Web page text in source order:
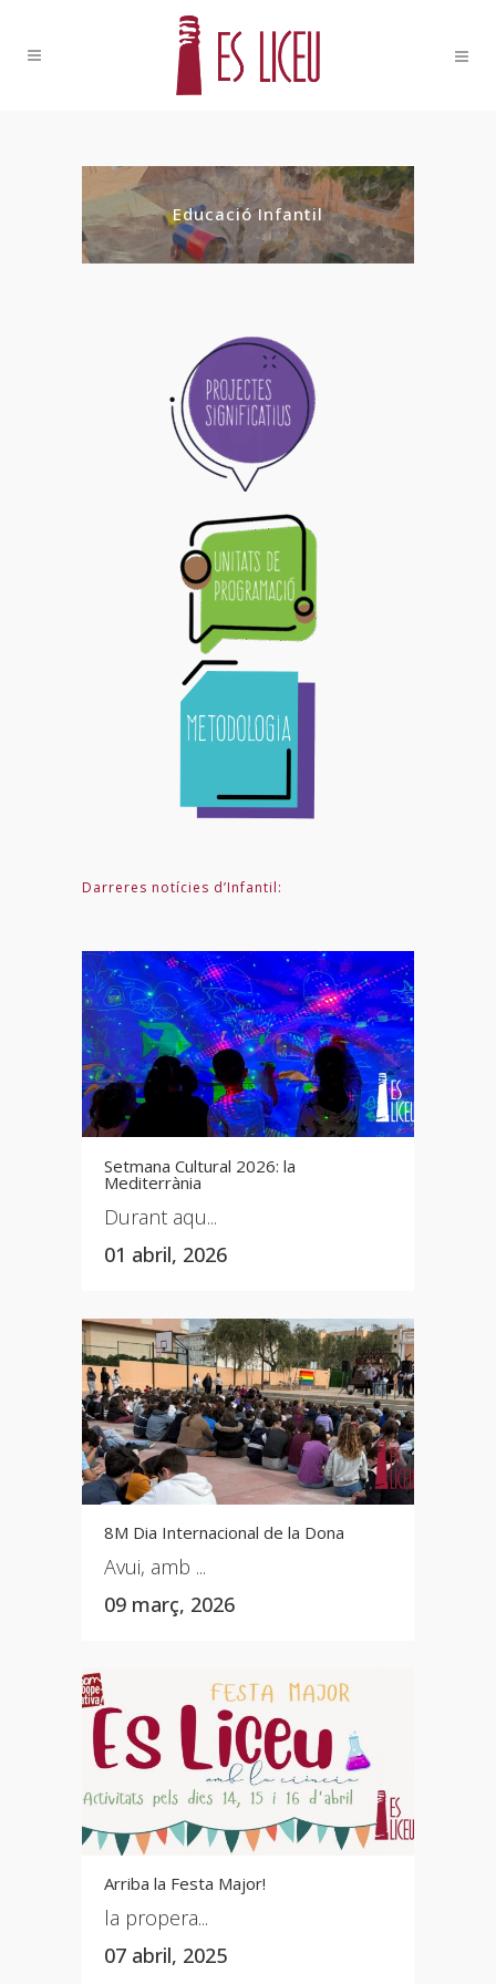
Educació Infantil
Darreres notícies d’Infantil:
Setmana Cultural 2026: la
Mediterrània
Durant aqu...
01 abril, 2026
8M Dia Internacional de la Dona
Avui, amb ...
09 març, 2026
Arriba la Festa Major!
la propera...
07 abril, 2025